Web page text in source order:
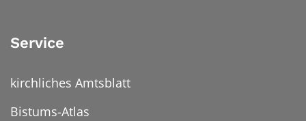
Service
kirchliches Amtsblatt
Bistums-Atlas